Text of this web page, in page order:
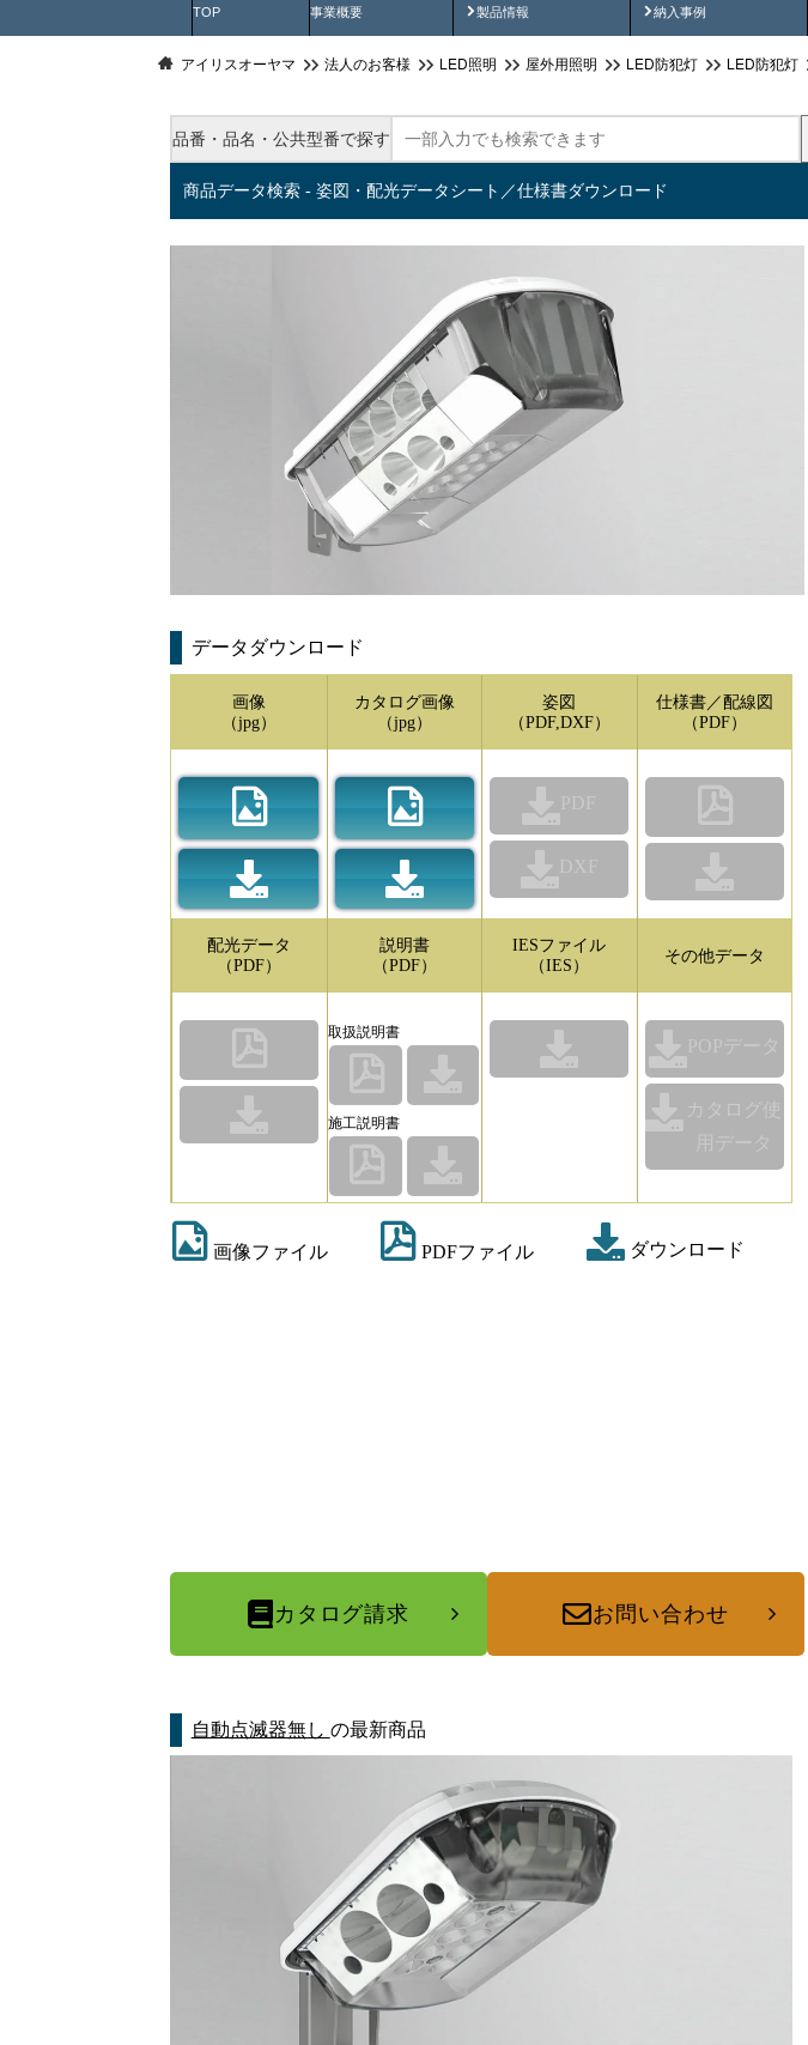
TOP 事業概要 製品情報
製品動画 納入事例
納入事例動画
アイリスオーヤマ 法人のお客様 LED照明 屋外用照明 LED防犯灯 LED防犯灯
品番・品名・公共型番で探す
商品データ検索 - 姿図・配光データシート／仕様書ダウンロード
データダウンロード
画像
（jpg）
カタログ画像
（jpg）
姿図
（PDF,DXF）
PDF
DXF
仕様書／配線図
（PDF）
配光データ
（PDF）
説明書
（PDF）
取扱説明書
施工説明書
IESファイル
（IES）
その他データ
POPデータ
カタログ使
用データ
画像ファイル PDFファイル ダウンロード
カタログ請求 お問い合わせ
自動点滅器無し の最新商品